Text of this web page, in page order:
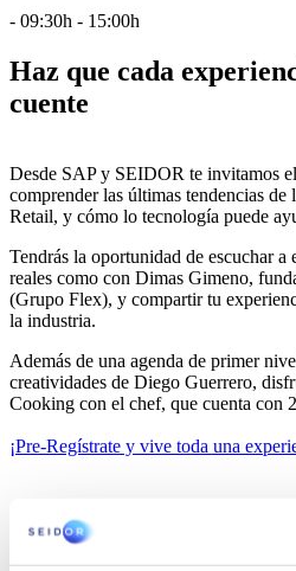
- 09:30h - 15:00h
Haz que cada
cuente
Desde SAP y SEIDOR te invitamos
comprender las últimas tendencias
Retail, y cómo lo tecnología puede
Tendrás la oportunidad de escuchar a
reales como con Dimas Gimeno,
(Grupo Flex), y compartir tu
la industria.
Además de una agenda de primer
creatividades de Diego Guerrero,
Cooking con el chef, que cuenta con
¡Pre-Regístrate y vive toda una